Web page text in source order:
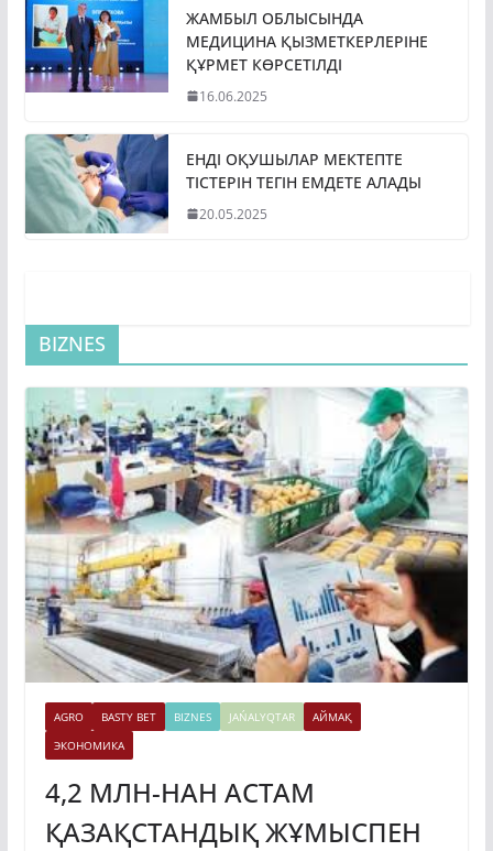
ЖАМБЫЛ ОБЛЫСЫНДА
МЕДИЦИНА ҚЫЗМЕТКЕРЛЕРІНЕ
ҚҰРМЕТ КӨРСЕТІЛДІ
16.06.2025
ЕНДІ ОҚУШЫЛАР МЕКТЕПТЕ
ТІСТЕРІН ТЕГІН ЕМДЕТЕ АЛАДЫ
20.05.2025
BIZNES
AGRO BASTY BET BIZNES JAŃALYQTAR
АЙМАҚ
ЭКОНОМИКА
4,2 МЛН-НАН АСТАМ
ҚАЗАҚСТАНДЫҚ ЖҰМЫСПЕН